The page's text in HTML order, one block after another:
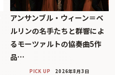
アンサンブル・ウィーン＝ベ
ルリンの名手たちと群響によ
るモーツァルトの協奏曲5作
品…
PICK UP 2026年8月3日